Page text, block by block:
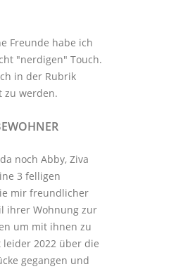
Freunde habe ich
"nerdigen" Touch.
in der Rubrik
zu werden.
noch Abby, Ziva
3 felligen
mir freundlicher
ihrer Wohnung zur
um mit ihnen zu
leider 2022 über die
gegangen und